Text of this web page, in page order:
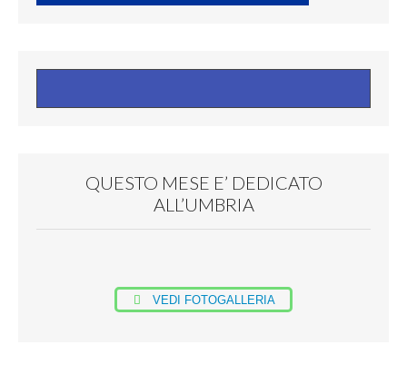
QUESTO MESE E’ DEDICATO
ALL’UMBRIA
VEDI FOTOGALLERIA